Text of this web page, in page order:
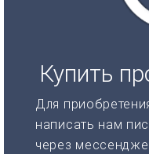
Купить
Для
написать нам
через